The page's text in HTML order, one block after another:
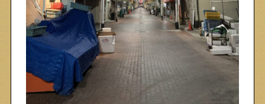
下町の店≒家
下町ならではの家みたいな店を紹介する記事です
ぶらり、下町